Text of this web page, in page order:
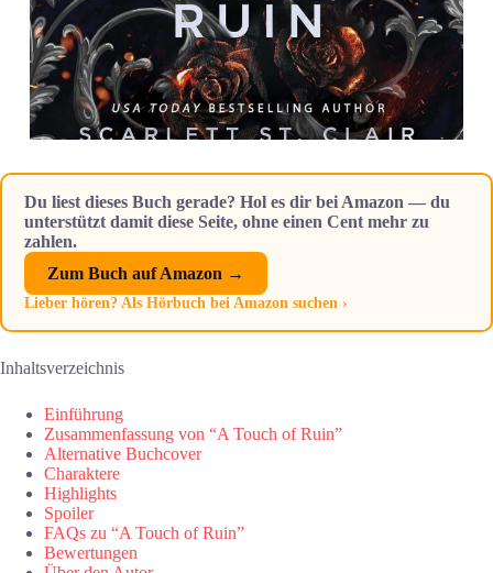
Du liest dieses Buch gerade? Hol es dir bei Amazon — du
unterstützt damit diese Seite, ohne einen Cent mehr zu
zahlen.
Zum Buch auf Amazon →
Lieber hören? Als Hörbuch bei Amazon suchen ›
Inhaltsverzeichnis
Einführung
Zusammenfassung von “A Touch of Ruin”
Alternative Buchcover
Charaktere
Highlights
Spoiler
FAQs zu “A Touch of Ruin”
Bewertungen